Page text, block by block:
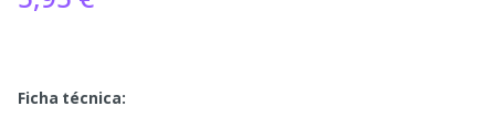
Ficha técnica: